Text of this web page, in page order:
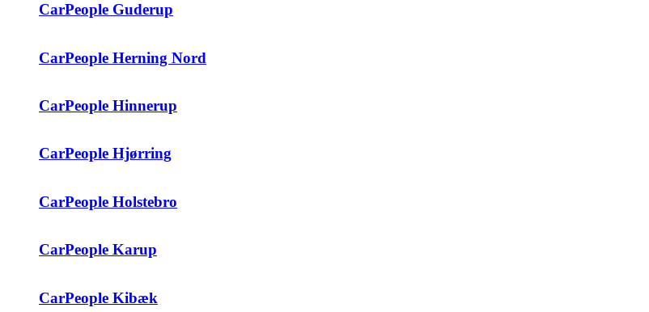
CarPeople Guderup
CarPeople Herning Nord
CarPeople Hinnerup
CarPeople Hjørring
CarPeople Holstebro
CarPeople Karup
CarPeople Kibæk